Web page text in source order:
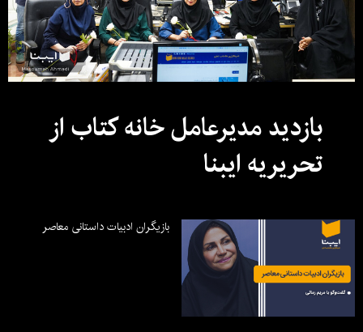
بازدید مدیرعامل خانه کتاب از
تحریریه ایبنا
بازیگران ادبیات داستانی معاصر